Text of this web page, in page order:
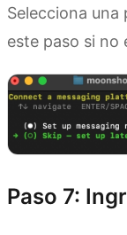
Selecciona
este paso si no
Paso 7: